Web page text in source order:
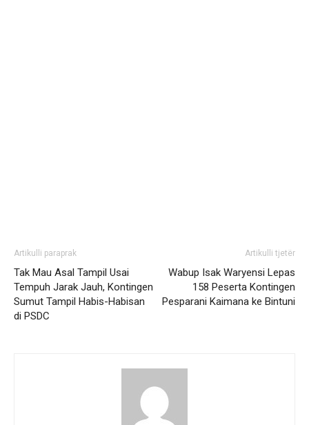
Artikulli paraprak
Tak Mau Asal Tampil Usai
Tempuh Jarak Jauh, Kontingen
Sumut Tampil Habis-Habisan
di PSDC
Artikulli tjetër
Wabup Isak Waryensi Lepas
158 Peserta Kontingen
Pesparani Kaimana ke Bintuni